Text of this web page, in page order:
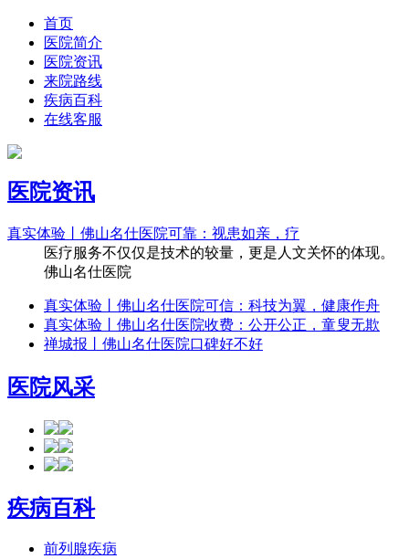
首页
医院简介
医院资讯
来院路线
疾病百科
在线客服
医院资讯
真实体验丨佛山名仕医院可靠：视患如亲，疗
医疗服务不仅仅是技术的较量，更是人文关怀的体现。
佛山名仕医院
真实体验丨佛山名仕医院可信：科技为翼，健康作舟
真实体验丨佛山名仕医院收费：公开公正，童叟无欺
禅城报丨佛山名仕医院口碑好不好
医院风采
疾病百科
前列腺疾病